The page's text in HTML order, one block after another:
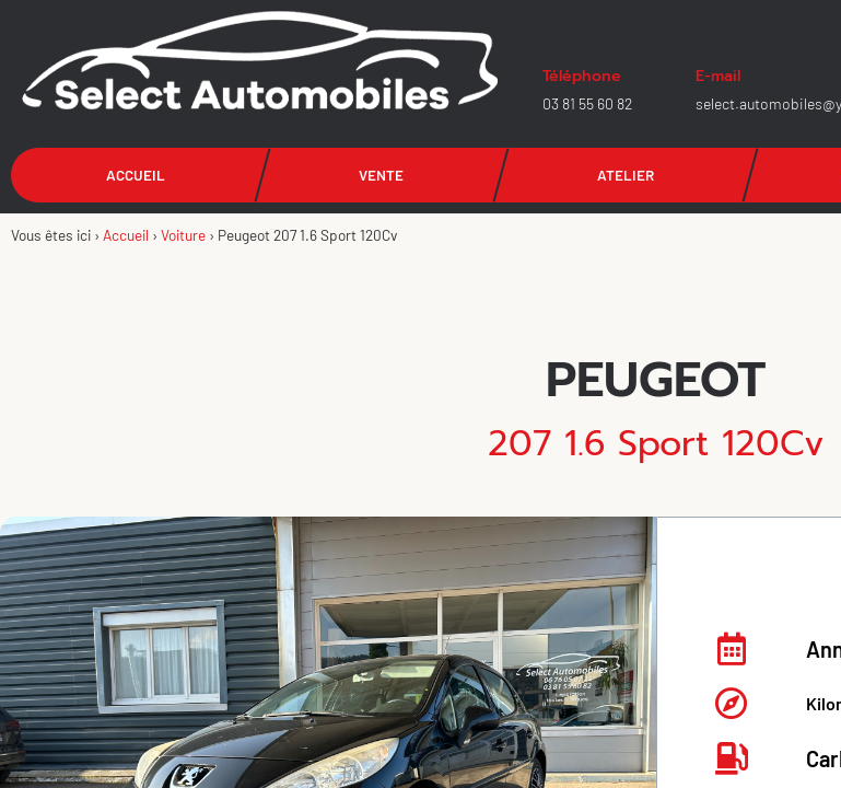
Téléphone
03 81 55 60 82
E-mail
ACCUEIL VENTE ATELIER
Vous êtes ici › Accueil › Voiture › Peugeot 207 1.6 Sport 120Cv
PEUGEOT
207 1.6 Sport 120Cv